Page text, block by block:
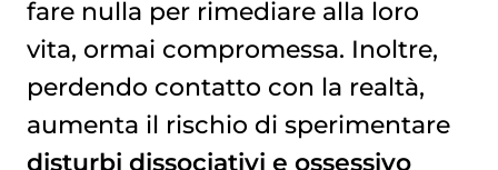
fare nulla per rimediare alla loro
vita, ormai compromessa. Inoltre,
perdendo contatto con la realtà,
aumenta il rischio di sperimentare
disturbi dissociativi e ossessivo